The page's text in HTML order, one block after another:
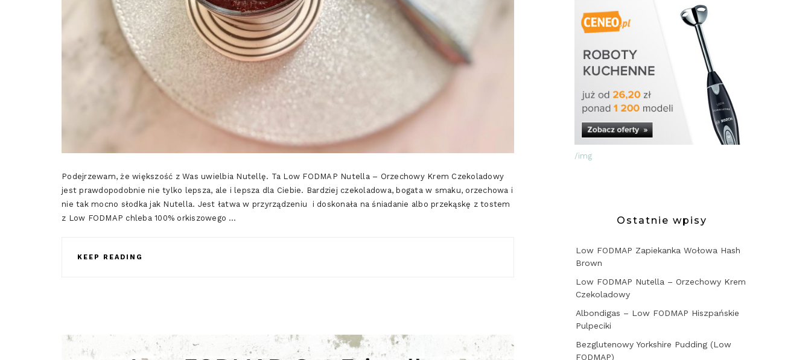
Podejrzewam, że większość z Was uwielbia Nutellę. Ta Low FODMAP Nutella – Orzechowy Krem Czekoladowy
jest prawdopodobnie nie tylko lepsza, ale i lepsza dla Ciebie. Bardziej czekoladowa, bogata w smaku, orzechowa i
nie tak mocno słodka jak Nutella. Jest łatwa w przyrządzeniu i doskonała na śniadanie albo przekąskę z tostem
z Low FODMAP chleba 100% orkiszowego …
KEEP READING
/img
Ostatnie wpisy
Low FODMAP Zapiekanka Wołowa Hash
Brown
Low FODMAP Nutella – Orzechowy Krem
Czekoladowy
Albondigas – Low FODMAP Hiszpańskie
Pulpeciki
Bezglutenowy Yorkshire Pudding (Low
FODMAP)